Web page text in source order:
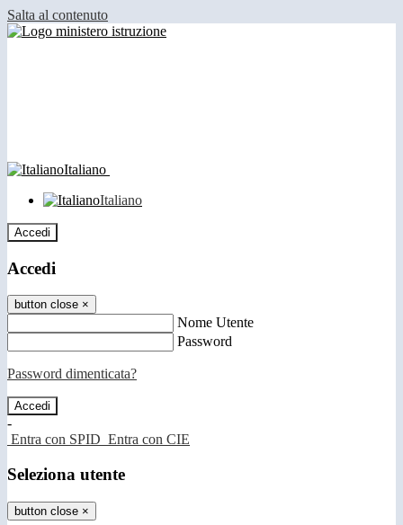
Salta al contenuto
Italiano
Italiano
Accedi
Accedi
button close ×
Nome Utente
Password
Password dimenticata?
-
Entra con SPID Entra con CIE
Seleziona utente
button close ×